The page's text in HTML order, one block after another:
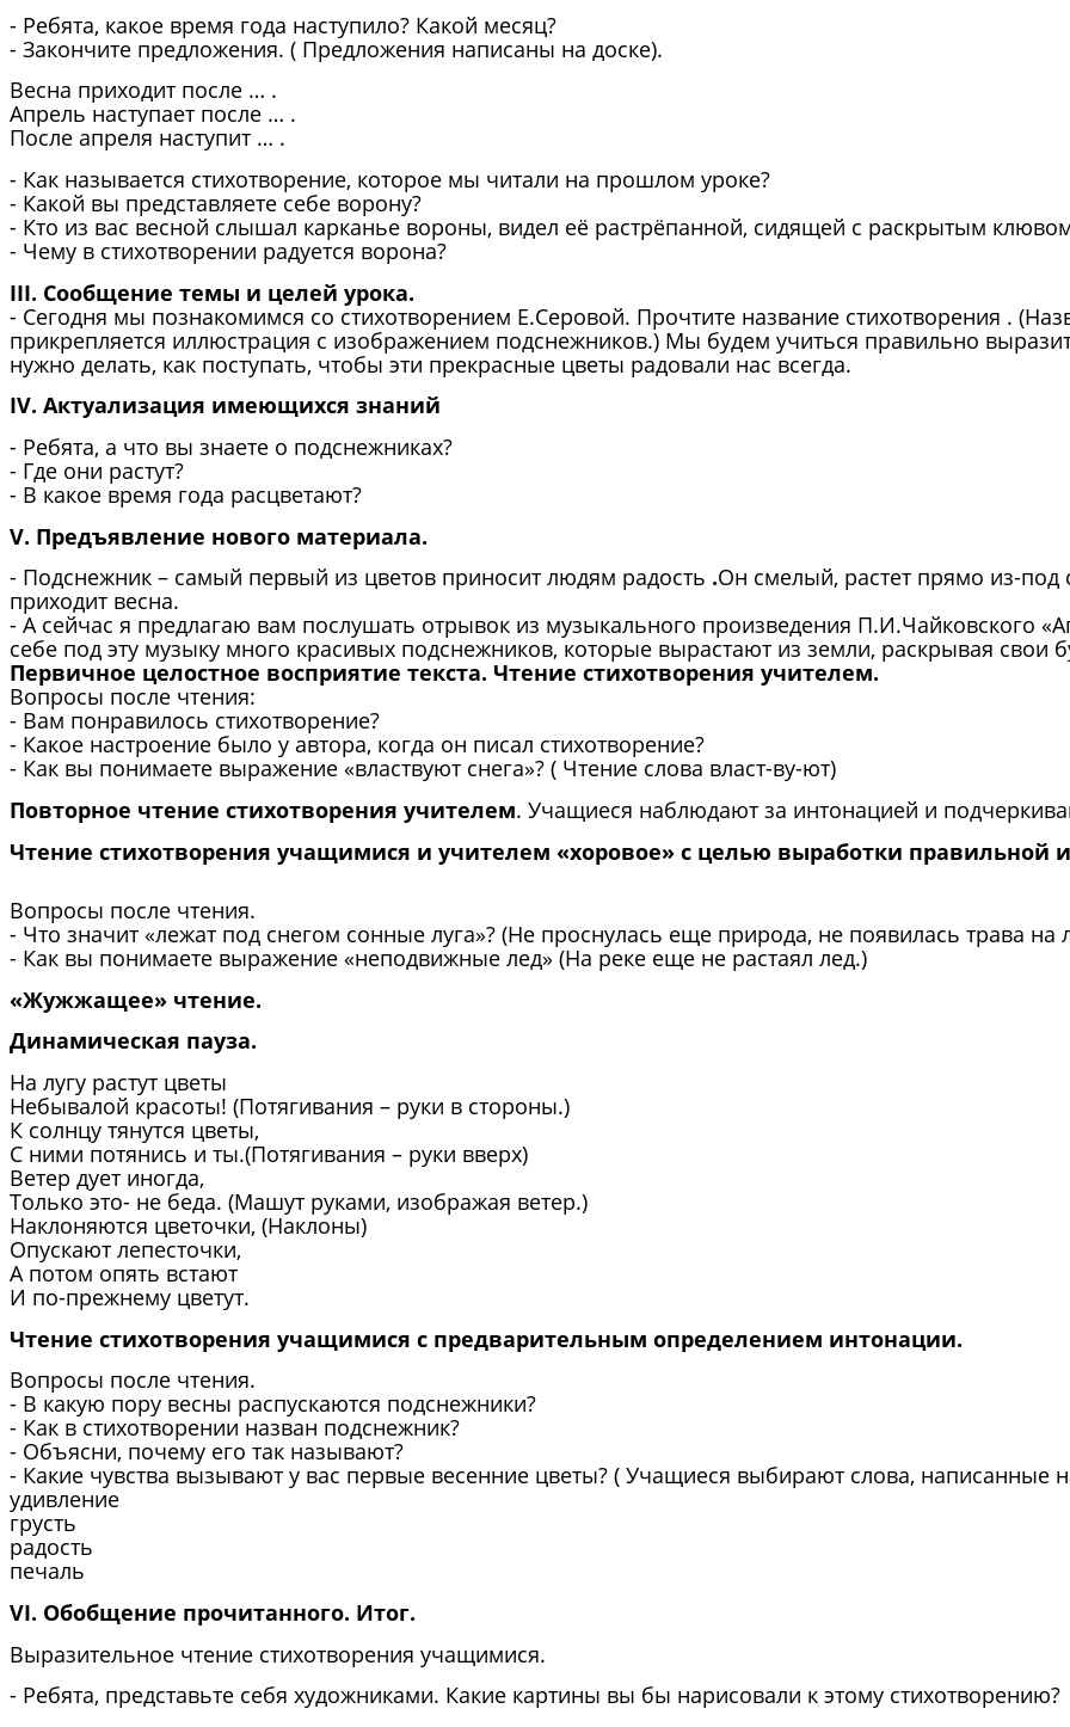
- Ребята, какое время года наступило? Какой месяц?
- Закончите предложения. ( Предложения написаны на доске).
Весна приходит после … .
Апрель наступает после … .
После апреля наступит … .
- Как называется стихотворение, которое мы читали на прошлом уроке?
- Какой вы представляете себе ворону?
- Кто из вас весной слышал карканье вороны, видел её растрёпанной, сидящей с раскрытым
- Чему в стихотворении радуется ворона?
III. Сообщение темы и целей урока.
- Сегодня мы познакомимся со стихотворением Е.Серовой. Прочтите название стихотворения .
прикрепляется иллюстрация с изображением подснежников.) Мы будем учиться правильно
нужно делать, как поступать, чтобы эти прекрасные цветы радовали нас всегда.
IV. Актуализация имеющихся знаний
- Ребята, а что вы знаете о подснежниках?
- Где они растут?
- В какое время года расцветают?
V. Предъявление нового материала.
- Подснежник – самый первый из цветов приносит людям радость .Он смелый, растет прямо из-под
приходит весна.
- А сейчас я предлагаю вам послушать отрывок из музыкального произведения П.И.Чайковского
себе под эту музыку много красивых подснежников, которые вырастают из земли, раскрывая свои
Первичное целостное восприятие текста. Чтение стихотворения учителем.
Вопросы после чтения:
- Вам понравилось стихотворение?
- Какое настроение было у автора, когда он писал стихотворение?
- Как вы понимаете выражение «властвуют снега»? ( Чтение слова власт-ву-ют)
Повторное чтение стихотворения учителем. Учащиеся наблюдают за интонацией и
Чтение стихотворения учащимися и учителем «хоровое» с целью выработки правильной
Вопросы после чтения.
- Что значит «лежат под снегом сонные луга»? (Не проснулась еще природа, не появилась трава на
- Как вы понимаете выражение «неподвижные лед» (На реке еще не растаял лед.)
«Жужжащее» чтение.
Динамическая пауза.
На лугу растут цветы
Небывалой красоты! (Потягивания – руки в стороны.)
К солнцу тянутся цветы,
С ними потянись и ты.(Потягивания – руки вверх)
Ветер дует иногда,
Только это- не беда. (Машут руками, изображая ветер.)
Наклоняются цветочки, (Наклоны)
Опускают лепесточки,
А потом опять встают
И по-прежнему цветут.
Чтение стихотворения учащимися с предварительным определением интонации.
Вопросы после чтения.
- В какую пору весны распускаются подснежники?
- Как в стихотворении назван подснежник?
- Объясни, почему его так называют?
- Какие чувства вызывают у вас первые весенние цветы? ( Учащиеся выбирают слова, написанные
удивление
грусть
радость
печаль
VI. Обобщение прочитанного. Итог.
Выразительное чтение стихотворения учащимися.
- Ребята, представьте себя художниками. Какие картины вы бы нарисовали к этому стихотворению?